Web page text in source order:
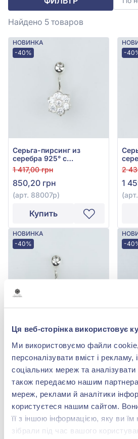
Ця веб-сторінка використовує
Ми використовуємо файли
персоналізувати вміст і рекламу,
соціальних мереж та
також передаємо нашим
мереж, реклами й аналітики
користуєтеся нашим сайтом.
її з іншою інформацією, яку ви
зібрали під час вашого
Найдено 5 товаров
НОВИНКА
-40%
Серьга-пирсинг из
серебра 925° с
фианитом, арт. 88007р
1 417,00 грн
850,20 грн
(арт. 88007р)
Купить
-
2
1
НОВИНКА
-40%
Серьга-пирсинг из
серебра 925° с
фианитом, арт. 88031р
1 880,00 грн
1 128,00 грн
(арт. 88031р)
Купить
-
2
1